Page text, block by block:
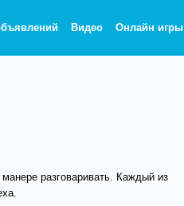
Видео Онлайн игры
разговаривать. Каждый из